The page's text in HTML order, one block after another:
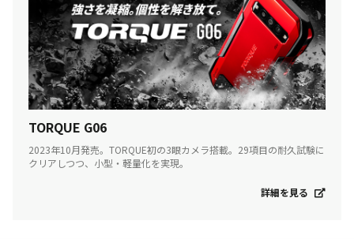
TORQUE G06
2023年10月発売。TORQUE初の3眼カメラ搭載。29項目の耐久試験に
クリアしつつ、小型・軽量化を実現。
詳細を見る